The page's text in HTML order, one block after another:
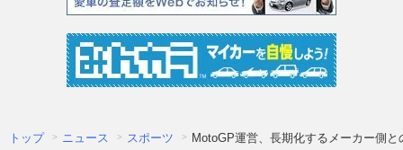
トップ ニュース スポーツ MotoGP運営、長期化するメーカー側